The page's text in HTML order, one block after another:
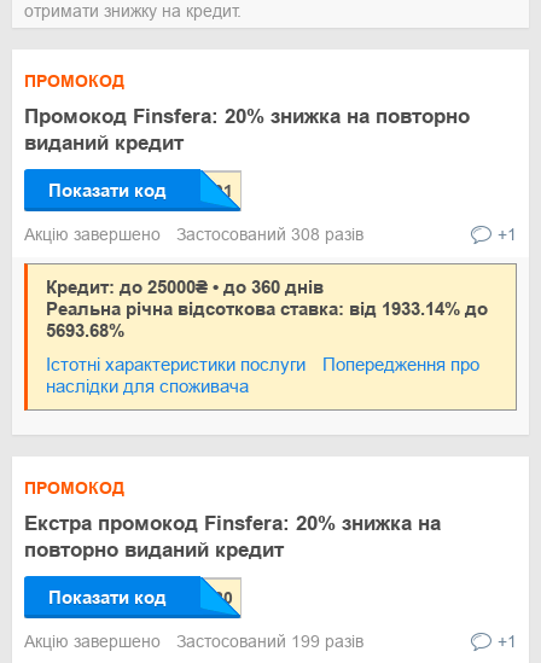
отримати знижку на кредит.
ПРОМОКОД
Промокод Finsfera: 20% знижка на повторно
виданий кредит
Показати код
Акцію завершено Застосований 308 разів +1
Кредит: до 25000₴ • до 360 днів
Реальна річна відсоткова ставка: від 1933.14% до
5693.68%
Істотні характеристики послуги
Попередження про
наслідки для споживача
ПРОМОКОД
Екстра промокод Finsfera: 20% знижка на
повторно виданий кредит
Показати код
Акцію завершено Застосований 199 разів +1